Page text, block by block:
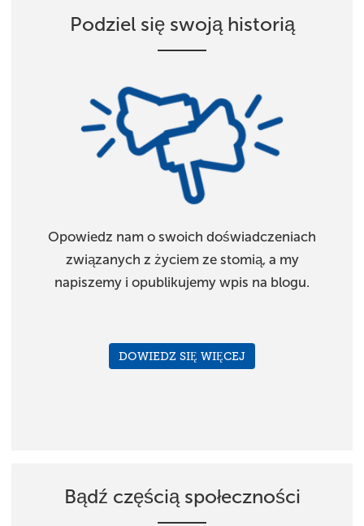
Podziel się swoją historią
Opowiedz nam o swoich doświadczeniach
związanych z życiem ze stomią, a my
napiszemy i opublikujemy wpis na blogu.
DOWIEDZ SIĘ WIĘCEJ
Bądź częścią społeczności